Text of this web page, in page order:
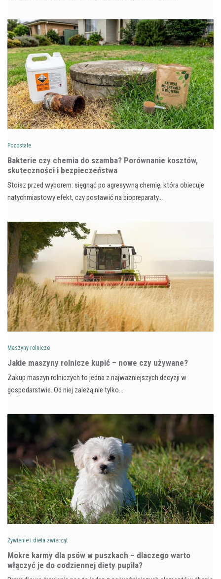
Pozostałe
Bakterie czy chemia do szamba? Porównanie kosztów,
skuteczności i bezpieczeństwa
Stoisz przed wyborem: sięgnąć po agresywną chemię, która obiecuje
natychmiastowy efekt, czy postawić na biopreparaty…
Maszyny rolnicze
Jakie maszyny rolnicze kupić – nowe czy używane?
Zakup maszyn rolniczych to jedna z najważniejszych decyzji w
gospodarstwie. Od niej zależą nie tylko…
Żywienie i dieta zwierząt
Mokre karmy dla psów w puszkach – dlaczego warto
włączyć je do codziennej diety pupila?